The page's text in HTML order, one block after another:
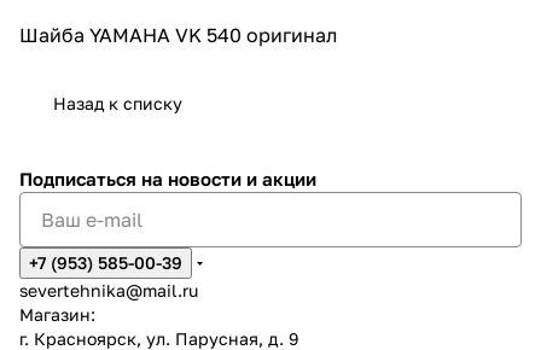
Шайба YAMAHA VK 540 оригинал
Назад к списку
Подписаться на новости и акции
+7 (953) 585-00-39
severtehnika@mail.ru
Магазин:
г. Красноярск, ул. Парусная, д. 9